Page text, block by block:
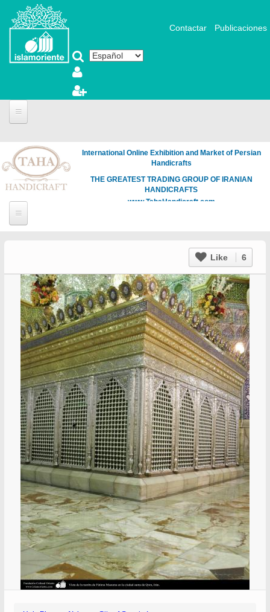
Pasar al contenido principal
Contactar Publicaciones
International Online Exhibition and Market of Persian
Handicrafts
THE GREATEST TRADING GROUP OF IRANIAN
HANDICRAFTS
www.TahaHandicraft.com
Like 6